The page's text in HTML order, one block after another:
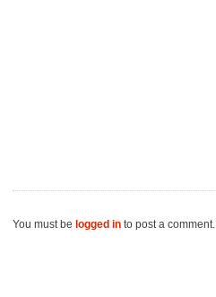
You must be logged in to post a comment.